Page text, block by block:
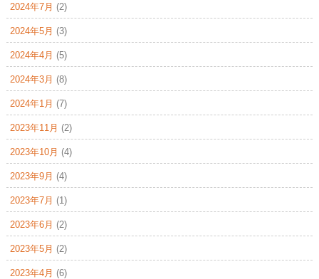
2024年7月 (2)
2024年5月 (3)
2024年4月 (5)
2024年3月 (8)
2024年1月 (7)
2023年11月 (2)
2023年10月 (4)
2023年9月 (4)
2023年7月 (1)
2023年6月 (2)
2023年5月 (2)
2023年4月 (6)